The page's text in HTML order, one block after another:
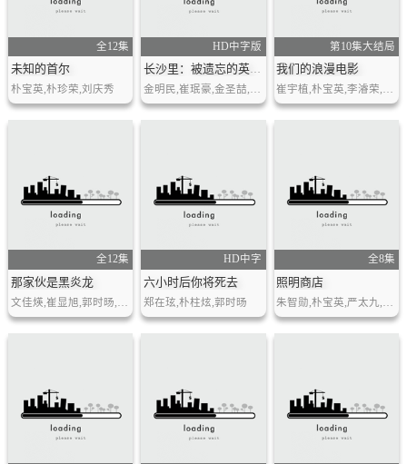
全12集
未知的首尔
朴宝英,朴珍荣,刘庆秀
HD中字版
长沙里：被遗忘的英雄们
第10集大结局
我们的浪漫电影
全12集
那家伙是黑炎龙
HD中字
六小时后你将死去
郑在玹,朴柱炫,郭时旸
全8集
照明商店